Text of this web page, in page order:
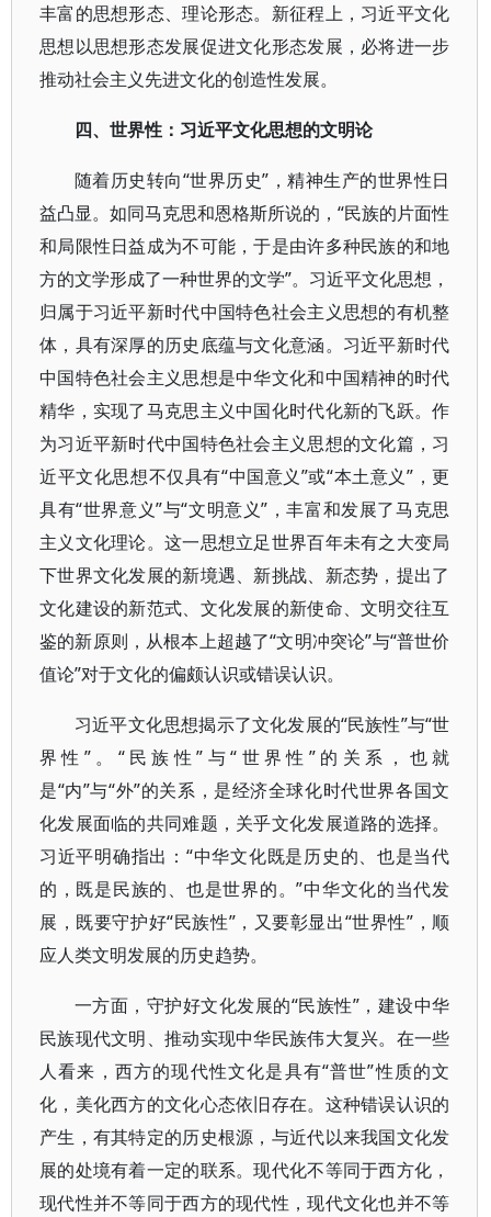
丰富的思想形态、理论形态。新征程上，习近平文化
思想以思想形态发展促进文化形态发展，必将进一步
推动社会主义先进文化的创造性发展。
四、世界性：习近平文化思想的文明论
随着历史转向“世界历史”，精神生产的世界性日
益凸显。如同马克思和恩格斯所说的，“民族的片面性
和局限性日益成为不可能，于是由许多种民族的和地
方的文学形成了一种世界的文学”。习近平文化思想，
归属于习近平新时代中国特色社会主义思想的有机整
体，具有深厚的历史底蕴与文化意涵。习近平新时代
中国特色社会主义思想是中华文化和中国精神的时代
精华，实现了马克思主义中国化时代化新的飞跃。作
为习近平新时代中国特色社会主义思想的文化篇，习
近平文化思想不仅具有“中国意义”或“本土意义”，更
具有“世界意义”与“文明意义”，丰富和发展了马克思
主义文化理论。这一思想立足世界百年未有之大变局
下世界文化发展的新境遇、新挑战、新态势，提出了
文化建设的新范式、文化发展的新使命、文明交往互
鉴的新原则，从根本上超越了“文明冲突论”与“普世价
值论”对于文化的偏颇认识或错误认识。
习近平文化思想揭示了文化发展的“民族性”与“世
界性”。“民族性”与“世界性”的关系，也就
是“内”与“外”的关系，是经济全球化时代世界各国文
化发展面临的共同难题，关乎文化发展道路的选择。
习近平明确指出：“中华文化既是历史的、也是当代
的，既是民族的、也是世界的。”中华文化的当代发
展，既要守护好“民族性”，又要彰显出“世界性”，顺
应人类文明发展的历史趋势。
一方面，守护好文化发展的“民族性”，建设中华
民族现代文明、推动实现中华民族伟大复兴。在一些
人看来，西方的现代性文化是具有“普世”性质的文
化，美化西方的文化心态依旧存在。这种错误认识的
产生，有其特定的历史根源，与近代以来我国文化发
展的处境有着一定的联系。现代化不等同于西方化，
现代性并不等同于西方的现代性，现代文化也并不等